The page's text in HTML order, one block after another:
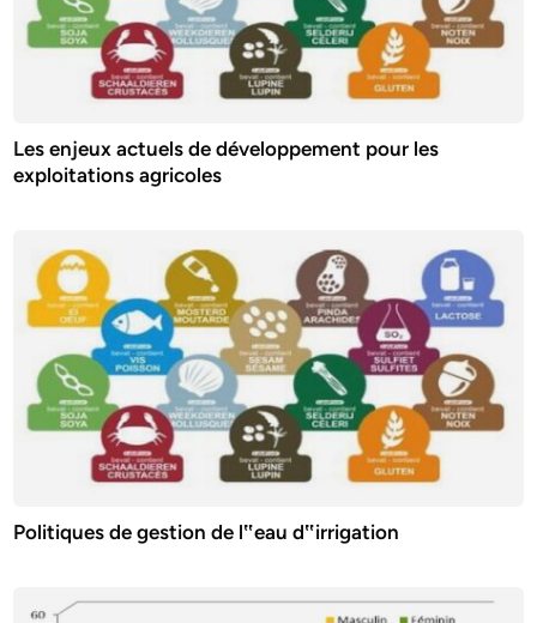
Les enjeux actuels de développement pour les
exploitations agricoles
Politiques de gestion de l‟eau d‟irrigation